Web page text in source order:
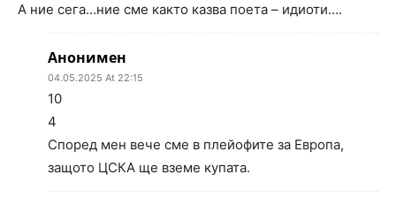
А ние сега…ние сме както казва поета – идиоти….
Анонимен
04.05.2025 At 22:15
10
4
Според мен вече сме в плейофите за Европа,
защото ЦСКА ще вземе купата.